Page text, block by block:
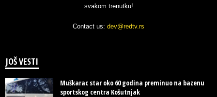
svakom trenutku!
Contact us: dev@redtv.rs
JOŠ VESTI
Muškarac star oko 60 godina preminuo na bazenu
sportskog centra Košutnjak